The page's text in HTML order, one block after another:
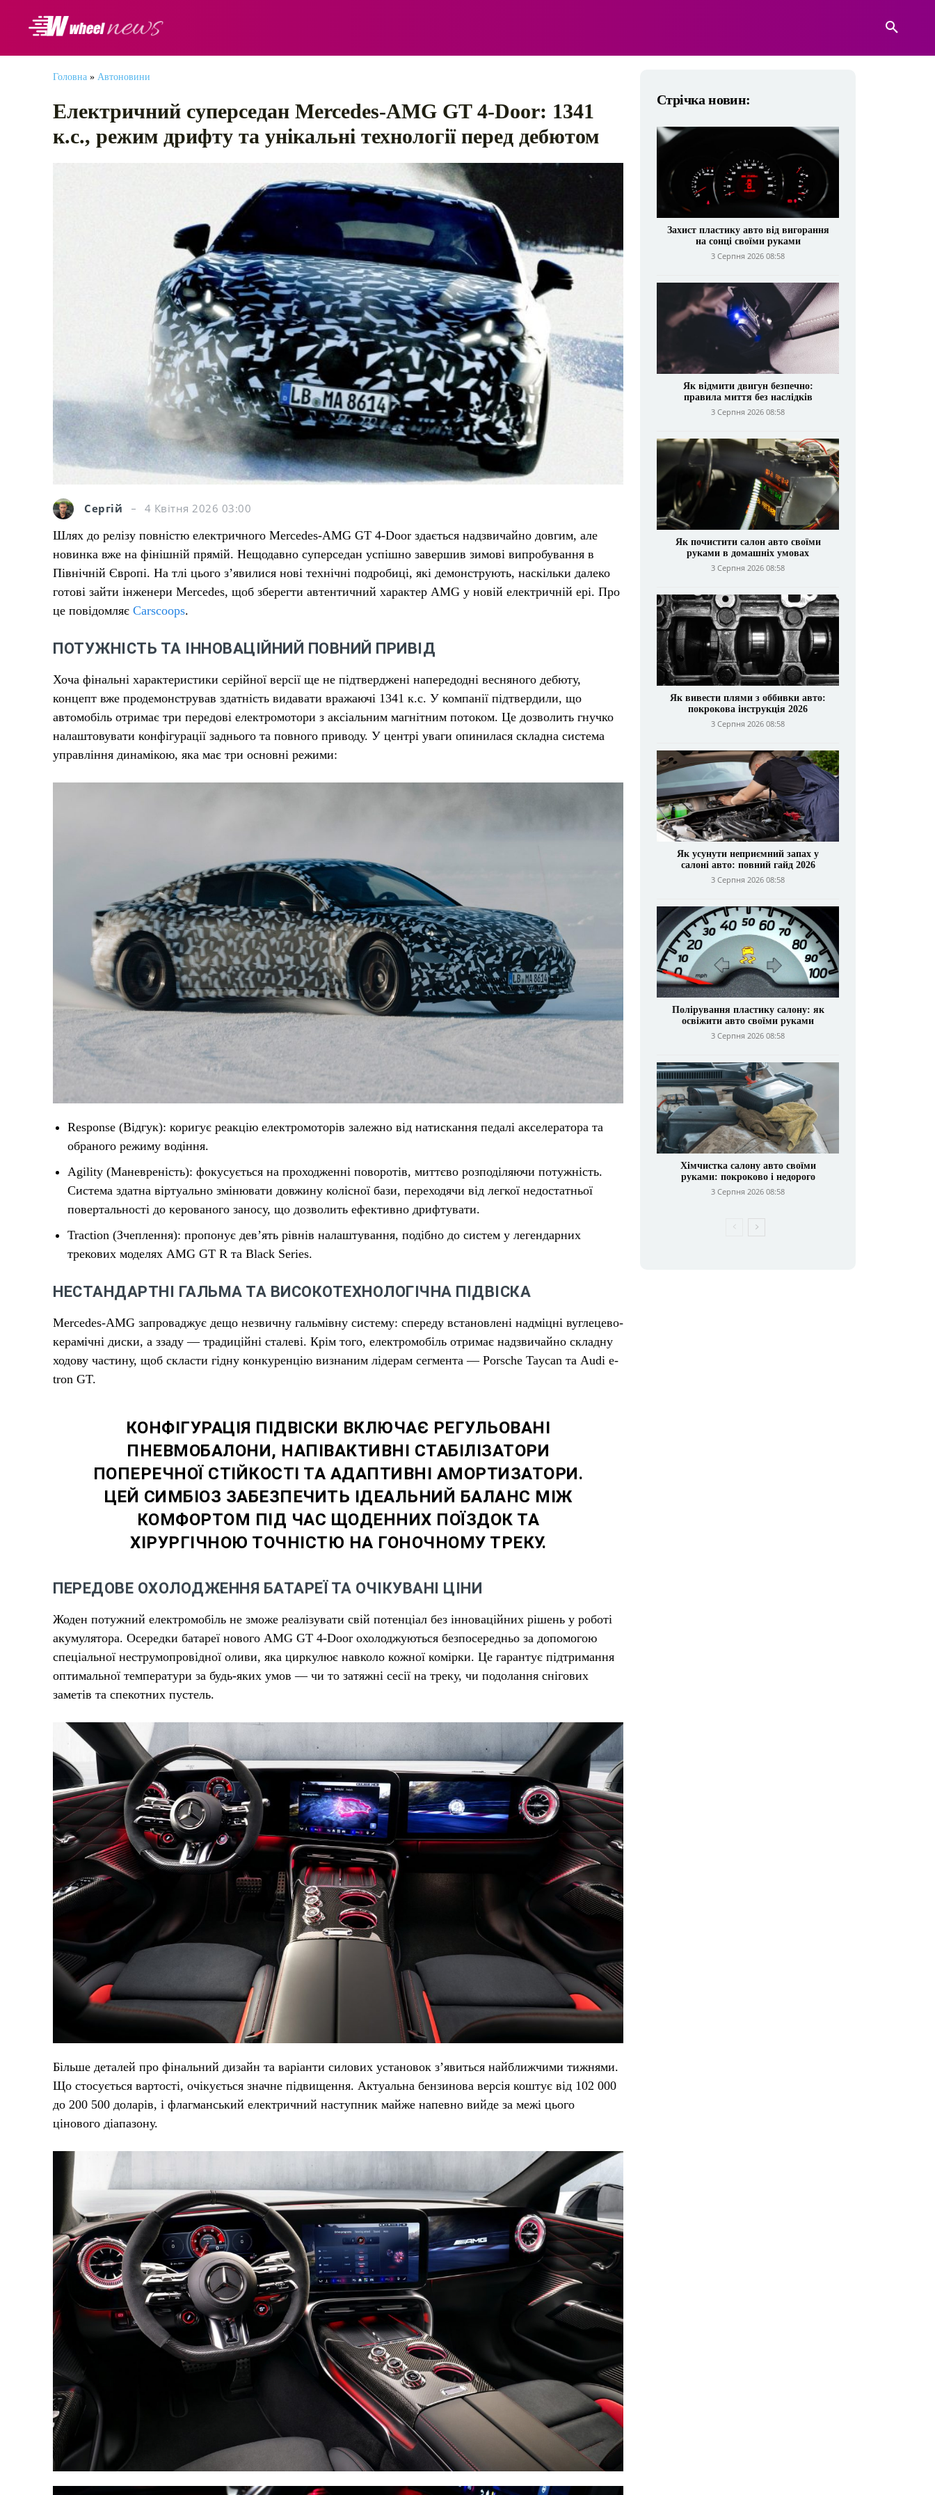
Головна » Автоновини
Електричний суперседан Mercedes-AMG GT 4-Door: 1341
к.с., режим дрифту та унікальні технології перед дебютом
Сергій
4 Квітня 2026 03:00
Шлях до релізу повністю електричного Mercedes-AMG GT 4-Door здається надзвичайно довгим, але
новинка вже на фінішній прямій. Нещодавно суперседан успішно завершив зимові випробування в
Північній Європі. На тлі цього з’явилися нові технічні подробиці, які демонструють, наскільки далеко
готові зайти інженери Mercedes, щоб зберегти автентичний характер AMG у новій електричній ері. Про
це повідомляє Carscoops.
ПОТУЖНІСТЬ ТА ІННОВАЦІЙНИЙ ПОВНИЙ ПРИВІД
Хоча фінальні характеристики серійної версії ще не підтверджені напередодні весняного дебюту,
концепт вже продемонстрував здатність видавати вражаючі 1341 к.с. У компанії підтвердили, що
автомобіль отримає три передові електромотори з аксіальним магнітним потоком. Це дозволить гнучко
налаштовувати конфігурації заднього та повного приводу. У центрі уваги опинилася складна система
управління динамікою, яка має три основні режими:
Response (Відгук): коригує реакцію електромоторів залежно від натискання педалі акселератора та
обраного режиму водіння.
Agility (Маневреність): фокусується на проходженні поворотів, миттєво розподіляючи потужність.
Система здатна віртуально змінювати довжину колісної бази, переходячи від легкої недостатньої
повертальності до керованого заносу, що дозволить ефективно дрифтувати.
Traction (Зчеплення): пропонує дев’ять рівнів налаштування, подібно до систем у легендарних
трекових моделях AMG GT R та Black Series.
НЕСТАНДАРТНІ ГАЛЬМА ТА ВИСОКОТЕХНОЛОГІЧНА ПІДВІСКА
Mercedes-AMG запроваджує дещо незвичну гальмівну систему: спереду встановлені надміцні вуглецево-
керамічні диски, а ззаду — традиційні сталеві. Крім того, електромобіль отримає надзвичайно складну
ходову частину, щоб скласти гідну конкуренцію визнаним лідерам сегмента — Porsche Taycan та Audi e-
tron GT.
КОНФІГУРАЦІЯ ПІДВІСКИ ВКЛЮЧАЄ РЕГУЛЬОВАНІ
ПНЕВМОБАЛОНИ, НАПІВАКТИВНІ СТАБІЛІЗАТОРИ
ПОПЕРЕЧНОЇ СТІЙКОСТІ ТА АДАПТИВНІ АМОРТИЗАТОРИ.
ЦЕЙ СИМБІОЗ ЗАБЕЗПЕЧИТЬ ІДЕАЛЬНИЙ БАЛАНС МІЖ
КОМФОРТОМ ПІД ЧАС ЩОДЕННИХ ПОЇЗДОК ТА
ХІРУРГІЧНОЮ ТОЧНІСТЮ НА ГОНОЧНОМУ ТРЕКУ.
ПЕРЕДОВЕ ОХОЛОДЖЕННЯ БАТАРЕЇ ТА ОЧІКУВАНІ ЦІНИ
Жоден потужний електромобіль не зможе реалізувати свій потенціал без інноваційних рішень у роботі
акумулятора. Осередки батареї нового AMG GT 4-Door охолоджуються безпосередньо за допомогою
спеціальної неструмопровідної оливи, яка циркулює навколо кожної комірки. Це гарантує підтримання
оптимальної температури за будь-яких умов — чи то затяжні сесії на треку, чи подолання снігових
заметів та спекотних пустель.
Більше деталей про фінальний дизайн та варіанти силових установок з’явиться найближчими тижнями.
Що стосується вартості, очікується значне підвищення. Актуальна бензинова версія коштує від 102 000
до 200 500 доларів, і флагманський електричний наступник майже напевно вийде за межі цього
цінового діапазону.
Стрічка новин:
Захист пластику авто від вигорання
на сонці своїми руками
3 Серпня 2026 08:58
Як відмити двигун безпечно:
правила миття без наслідків
3 Серпня 2026 08:58
Як почистити салон авто своїми
руками в домашніх умовах
3 Серпня 2026 08:58
Як вивести плями з оббивки авто:
покрокова інструкція 2026
3 Серпня 2026 08:58
Як усунути неприємний запах у
салоні авто: повний гайд 2026
3 Серпня 2026 08:58
Полірування пластику салону: як
освіжити авто своїми руками
3 Серпня 2026 08:58
Хімчистка салону авто своїми
руками: покроково і недорого
3 Серпня 2026 08:58